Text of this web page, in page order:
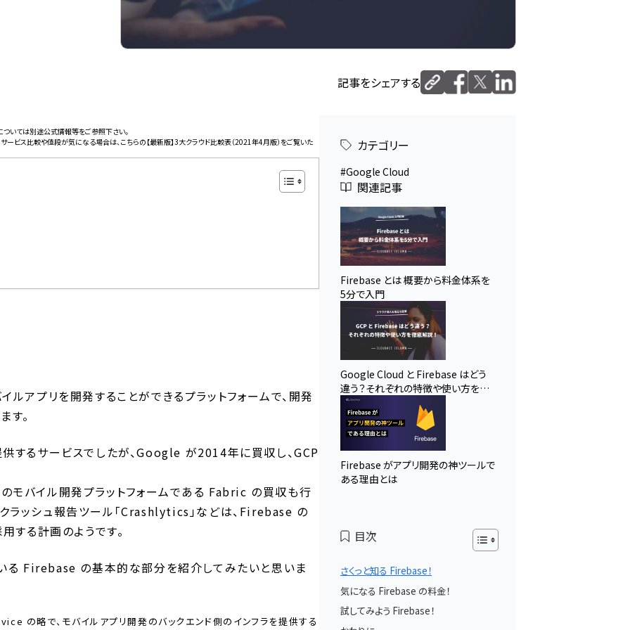
記事をシェアする
いては別途公式情報等をご参照下さい。
ービス比較や値段が気になる場合は、こちらの 【最新版】3大クラウド比較表（2021年4月版） をご覧いた
アプリを開発することができるプラットフォームで、開発
す。
るサービスでしたが、Google が2014年に買収し、GCP
バイル開発プラットフォームである Fabric の買収も行
ラッシュ報告ツール「Crashlytics」などは、Firebase の
する計画のようです。
る Firebase の基本的な部分を紹介してみたいと思いま
略で、モバイルアプリ開発のバックエンド側のインフラを提供する
カテゴリー
Google Cloud
関連記事
Firebase とは 概要から料金体系を
5分で入門
Google Cloud と Firebase はどう
違う？それぞれの特徴や使い方を徹
底解説！
Firebase がアプリ開発の神ツールで
ある理由とは
目次
さくっと知る Firebase！
気になる Firebase の料金！
試してみよう Firebase！